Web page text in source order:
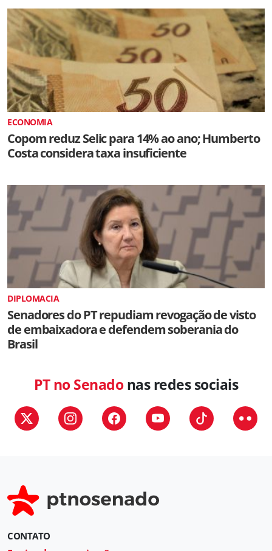
ECONOMIA
Copom reduz Selic para 14% ao ano; Humberto
Costa considera taxa insuficiente
DIPLOMACIA
Senadores do PT repudiam revogação de visto
de embaixadora e defendem soberania do
Brasil
PT no Senadonas redes sociais
CONTATO